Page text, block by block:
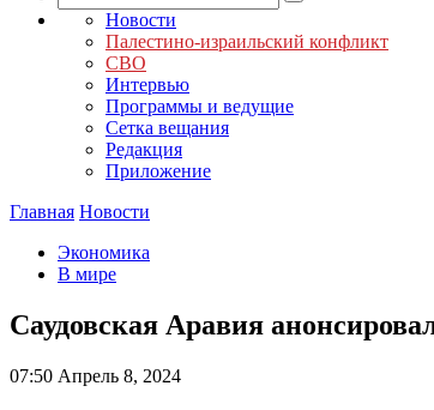
Новости
Палестино-израильский конфликт
СВО
Интервью
Программы и ведущие
Сетка вещания
Редакция
Приложение
Главная Новости
Экономика
В мире
Саудовская Аравия
07:50 Апрель 8, 2024